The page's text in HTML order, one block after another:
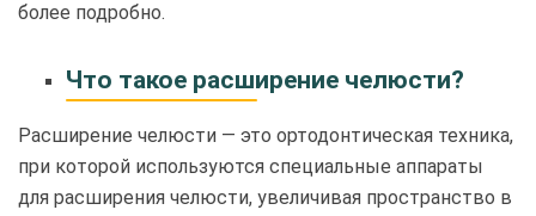
более подробно.
Что такое расширение челюсти?
Расширение челюсти — это ортодонтическая техника,
при которой используются специальные аппараты
для расширения челюсти, увеличивая пространство в